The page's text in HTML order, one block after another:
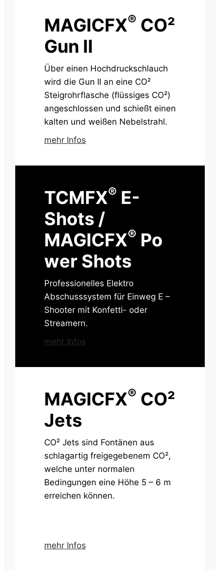
MAGICFX® CO²
Gun II
Über einen Hochdruckschlauch
wird die Gun II an eine CO²
Steigrohrflasche (flüssiges CO²)
angeschlossen und schießt einen
kalten und weißen Nebelstrahl.
mehr Infos
TCMFX® E-
Shots /
MAGICFX® Po
wer Shots
Professionelles Elektro
Abschusssystem für Einweg E –
Shooter mit Konfetti- oder
Streamern.
mehr Infos
MAGICFX® CO²
Jets
CO² Jets sind Fontänen aus
schlagartig freigegebenem CO²,
welche unter normalen
Bedingungen eine Höhe 5 – 6 m
erreichen können.
mehr Infos